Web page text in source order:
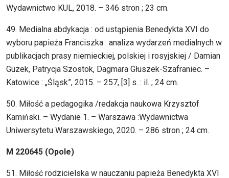
Wydawnictwo KUL, 2018. – 346 stron ; 23 cm.
49. Medialna abdykacja : od ustąpienia Benedykta XVI do
wyboru papieża Franciszka : analiza wydarzeń medialnych w
publikacjach prasy niemieckiej, polskiej i rosyjskiej / Damian
Guzek, Patrycja Szostok, Dagmara Głuszek-Szafraniec. –
Katowice : „Śląsk”, 2015. – 257, [3] s. : il. ; 24 cm.
50. Miłość a pedagogika /redakcja naukowa Krzysztof
Kamiński. – Wydanie 1. – Warszawa :Wydawnictwa
Uniwersytetu Warszawskiego, 2020. – 286 stron ; 24 cm.
M 220645 (Opole)
51. Miłość rodzicielska w nauczaniu papieża Benedykta XVI